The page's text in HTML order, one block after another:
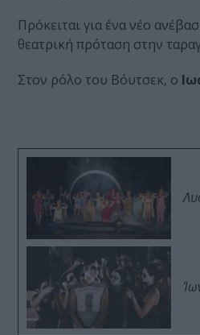
Πρόκειται για ένα νέο
θεατρική πρόταση στην
Στον ρόλο του Βόυτσεκ, ο